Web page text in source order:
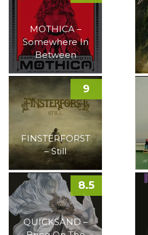
MOTHICA –
Somewhere In
Between
FINSTERFORST
– Still
9
QUICKSAND –
8.5